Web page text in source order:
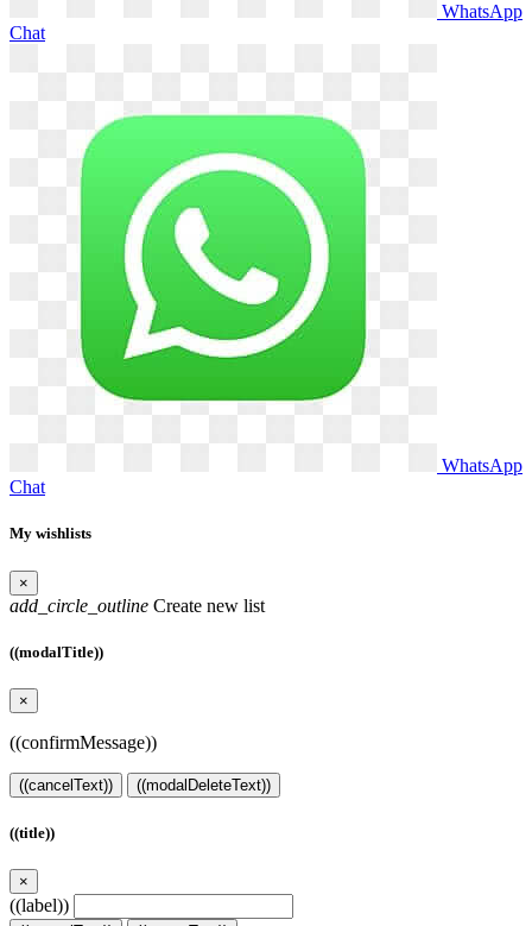
WhatsApp
Chat
WhatsApp
Chat
My wishlists
×
add_circle_outline Create new list
((modalTitle))
×
((confirmMessage))
((cancelText)) ((modalDeleteText))
((title))
×
((label))